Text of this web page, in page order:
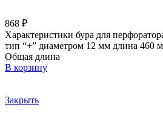
868 ₽
Характеристики бура для
тип “+” диаметром 12 мм длина 460
Общая длина
В корзину
Закрыть